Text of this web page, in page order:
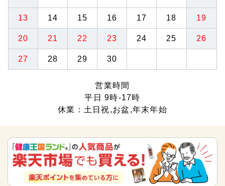
13 14 15 16 17 18 19
20 21 22 23 24 25 26
27 28 29 30
営業時間
平日 9時-17時
休業：土日祝,お盆,年末年始